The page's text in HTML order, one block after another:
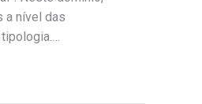
a nível das